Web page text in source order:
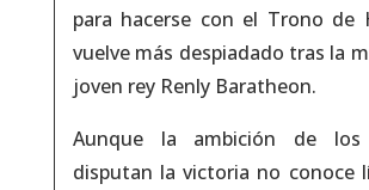
para hacerse con el Trono de
vuelve más despiadado tras la
joven rey Renly Baratheon.
Aunque la ambición de
disputan la victoria no conoce